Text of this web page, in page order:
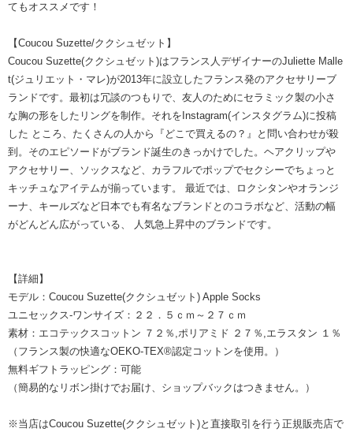
てもオススメです！
【Coucou Suzette/ククシュゼット】
Coucou Suzette(ククシュゼット)はフランス人デザイナーのJuliette Malle
t(ジュリエット・マレ)が2013年に設立したフランス発のアクセサリーブ
ランドです。最初は冗談のつもりで、友人のためにセラミック製の小さ
な胸の形をしたリングを制作。それをInstagram(インスタグラム)に投稿
した ところ、たくさんの人から『どこで買えるの？』と問い合わせが殺
到。そのエピソードがブランド誕生のきっかけでした。ヘアクリップや
アクセサリー、ソックスなど、カラフルでポップでセクシーでちょっと
キッチュなアイテムが揃っています。 最近では、ロクシタンやオランジ
ーナ、キールズなど日本でも有名なブランドとのコラボなど、活動の幅
がどんどん広がっている、 人気急上昇中のブランドです。
【詳細】
モデル：Coucou Suzette(ククシュゼット) Apple Socks
ユニセックス-ワンサイズ：２２．５ｃｍ～２７ｃｍ
素材：エコテックスコットン ７２％,ポリアミド ２７％,エラスタン １％
（フランス製の快適なOEKO-TEX®認定コットンを使用。）
無料ギフトラッピング：可能
（簡易的なリボン掛けでお届け、ショップバックはつきません。）
※当店はCoucou Suzette(ククシュゼット)と直接取引を行う正規販売店で